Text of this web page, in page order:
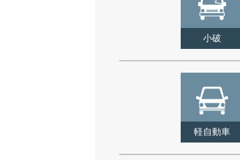
小破
軽自動車